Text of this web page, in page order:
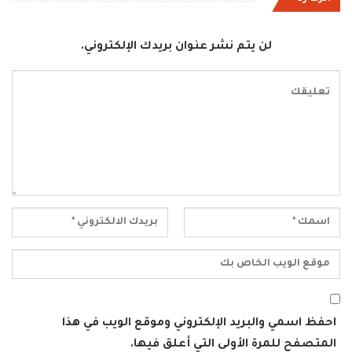
لن يتم نشر عنوان بريدك الإلكتروني.
احفظ اسمي والبريد الإلكتروني وموقع الويب في هذا
المتصفح للمرة الأولى التي أعلق فيها.